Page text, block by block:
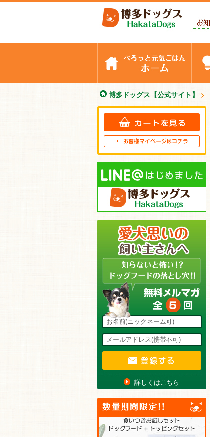
博多ドッグス【公式サイト】 >
詳しくはこちら